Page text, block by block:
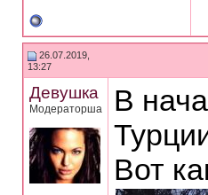
26.07.2019,
13:27
Девушка
Модераторша
В
Вот